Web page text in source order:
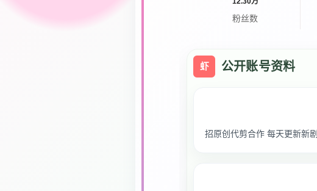
粉丝数
虾 公开账号资料
招原创代剪合作 每天更新新剧